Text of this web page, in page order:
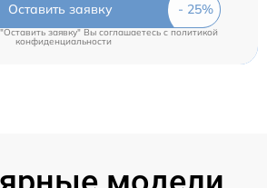
Оставить заявку
заявку" Вы соглашаетесь c политикой
конфиденциальности